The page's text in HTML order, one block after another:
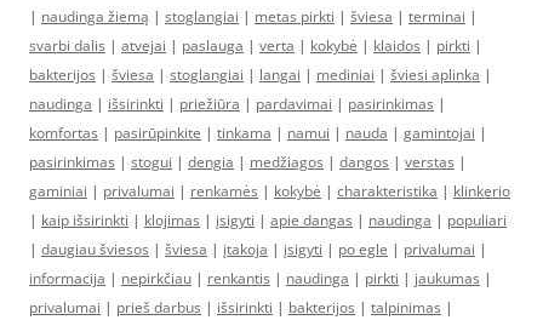
| naudinga žiemą | stoglangiai | metas pirkti | šviesa | terminai |
svarbi dalis | atvejai | paslauga | verta | kokybė | klaidos | pirkti |
bakterijos | šviesa | stoglangiai | langai | mediniai | šviesi aplinka |
naudinga | išsirinkti | priežiūra | pardavimai | pasirinkimas |
komfortas | pasirūpinkite | tinkama | namui | nauda | gamintojai |
pasirinkimas | stogui | dengia | medžiagos | dangos | verstas |
gaminiai | privalumai | renkamės | kokybė | charakteristika | klinkerio
| kaip išsirinkti | klojimas | įsigyti | apie dangas | naudinga | populiari
| daugiau šviesos | šviesa | įtakoja | įsigyti | po egle | privalumai |
informacija | nepirkčiau | renkantis | naudinga | pirkti | jaukumas |
privalumai | prieš darbus | išsirinkti | bakterijos | talpinimas |